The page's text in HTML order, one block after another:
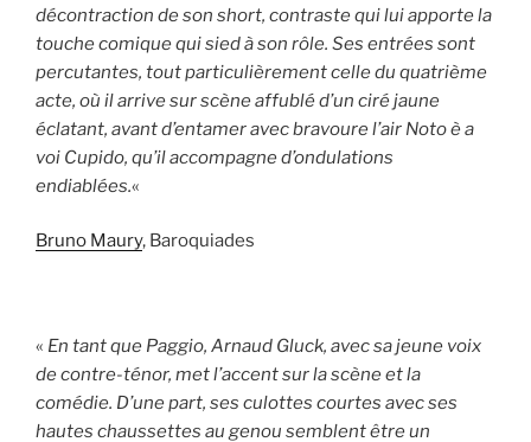
décontraction de son short, contraste qui lui apporte la
touche comique qui sied à son rôle. Ses entrées sont
percutantes, tout particulièrement celle du quatrième
acte, où il arrive sur scène affublé d’un ciré jaune
éclatant, avant d’entamer avec bravoure l’air Noto è a
voi Cupido, qu’il accompagne d’ondulations
endiablées.«
Bruno Maury, Baroquiades
« En tant que Paggio, Arnaud Gluck, avec sa jeune voix
de contre-ténor, met l’accent sur la scène et la
comédie. D’une part, ses culottes courtes avec ses
hautes chaussettes au genou semblent être un